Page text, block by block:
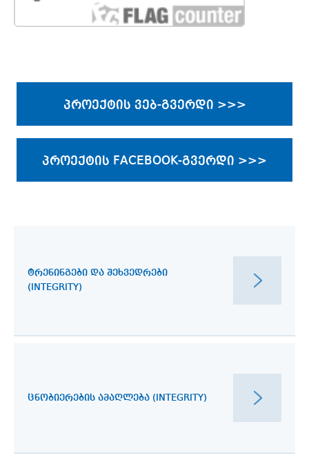
პროექტის ვებ-გვერდი >>>
პროექტის FACEBOOK-გვერდი >>>
ᲢᲠᲔᲜᲘᲜᲒᲔᲑᲘ ᲓᲐ ᲨᲔᲮᲕᲔᲓᲠᲔᲑᲘ
(INTEGRITY)
ᲪᲜᲝᲑᲘᲔᲠᲔᲑᲘᲡ ᲐᲛᲐᲦᲚᲔᲑᲐ (INTEGRITY)